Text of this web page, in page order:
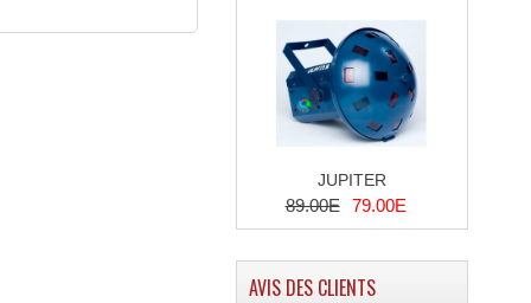
JUPITER
89.00E 79.00E
AVIS DES CLIENTS